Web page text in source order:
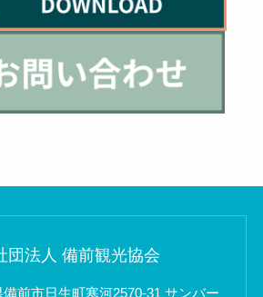
団法人 備前観光協会
前市日生町寒河2570-31 サンバー